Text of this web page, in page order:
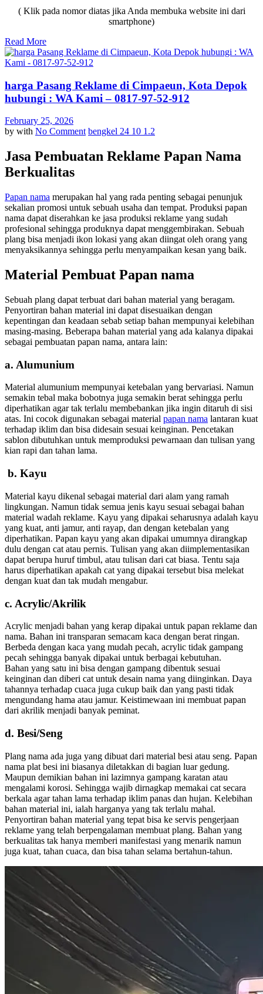
( Klik pada nomor diatas jika Anda membuka website ini dari
smartphone)
Read More
harga Pasang Reklame di Cimpaeun, Kota Depok
hubungi : WA Kami – 0817-97-52-912
February 25, 2026
by with No Comment bengkel 24 10 1.2
Jasa Pembuatan Reklame Papan Nama
Berkualitas
Papan nama merupakan hal yang rada penting sebagai penunjuk
sekalian promosi untuk sebuah usaha dan tempat. Produksi papan
nama dapat diserahkan ke jasa produksi reklame yang sudah
profesional sehingga produknya dapat menggembirakan. Sebuah
plang bisa menjadi ikon lokasi yang akan diingat oleh orang yang
menyaksikannya sehingga perlu menyampaikan kesan yang baik.
Material Pembuat Papan nama
Sebuah plang dapat terbuat dari bahan material yang beragam.
Penyortiran bahan material ini dapat disesuaikan dengan
kepentingan dan keadaan sebab setiap bahan mempunyai kelebihan
masing-masing. Beberapa bahan material yang ada kalanya dipakai
sebagai pembuatan papan nama, antara lain:
a. Alumunium
Material alumunium mempunyai ketebalan yang bervariasi. Namun
semakin tebal maka bobotnya juga semakin berat sehingga perlu
diperhatikan agar tak terlalu membebankan jika ingin ditaruh di sisi
atas. Ini cocok digunakan sebagai material papan nama lantaran kuat
terhadap iklim dan bisa didesain sesuai keinginan. Pencetakan
sablon dibutuhkan untuk memproduksi pewarnaan dan tulisan yang
kian rapi dan tahan lama.
b. Kayu
Material kayu dikenal sebagai material dari alam yang ramah
lingkungan. Namun tidak semua jenis kayu sesuai sebagai bahan
material wadah reklame. Kayu yang dipakai seharusnya adalah kayu
yang kuat, anti jamur, anti rayap, dan dengan ketebalan yang
diperhatikan. Papan kayu yang akan dipakai umumnya dirangkap
dulu dengan cat atau pernis. Tulisan yang akan diimplementasikan
dapat berupa huruf timbul, atau tulisan dari cat biasa. Tentu saja
harus diperhatikan apakah cat yang dipakai tersebut bisa melekat
dengan kuat dan tak mudah mengabur.
c. Acrylic/Akrilik
Acrylic menjadi bahan yang kerap dipakai untuk papan reklame dan
nama. Bahan ini transparan semacam kaca dengan berat ringan.
Berbeda dengan kaca yang mudah pecah, acrylic tidak gampang
pecah sehingga banyak dipakai untuk berbagai kebutuhan.
Bahan yang satu ini bisa dengan gampang dibentuk sesuai
keinginan dan diberi cat untuk desain nama yang diinginkan. Daya
tahannya terhadap cuaca juga cukup baik dan yang pasti tidak
mengundang hama atau jamur. Keistimewaan ini membuat papan
dari akrilik menjadi banyak peminat.
d. Besi/Seng
Plang nama ada juga yang dibuat dari material besi atau seng. Papan
nama plat besi ini biasanya diletakkan di bagian luar gedung.
Maupun demikian bahan ini lazimnya gampang karatan atau
mengalami korosi. Sehingga wajib dirnagkap memakai cat secara
berkala agar tahan lama terhadap iklim panas dan hujan. Kelebihan
bahan material ini, ialah harganya yang tak terlalu mahal.
Penyortiran bahan material yang tepat bisa ke servis pengerjaan
reklame yang telah berpengalaman membuat plang. Bahan yang
berkualitas tak hanya memberi manifestasi yang menarik namun
juga kuat, tahan cuaca, dan bisa tahan selama bertahun-tahun.